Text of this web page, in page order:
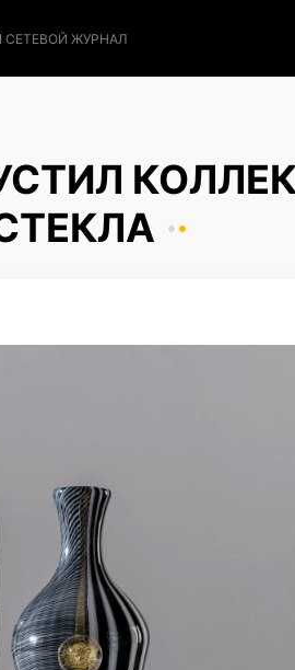
СЕТЕВОЙ ЖУРНАЛ